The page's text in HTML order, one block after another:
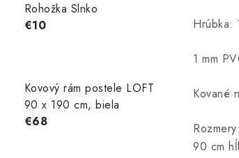
Rohožka Slnko
€10
Kovový rám postele LOFT
90 x 190 cm, biela
€68
Hrúbka:
1 mm
Kované
90 cm